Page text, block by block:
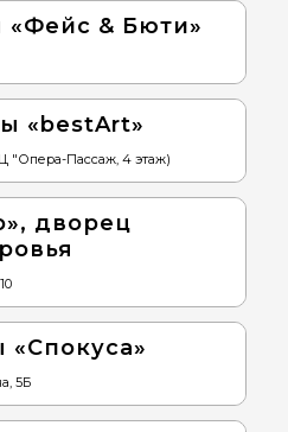
& Бюти»
«bestArt»
"Опера-Пассаж, 4 этаж)
дворец
«Спокуса»
5Б